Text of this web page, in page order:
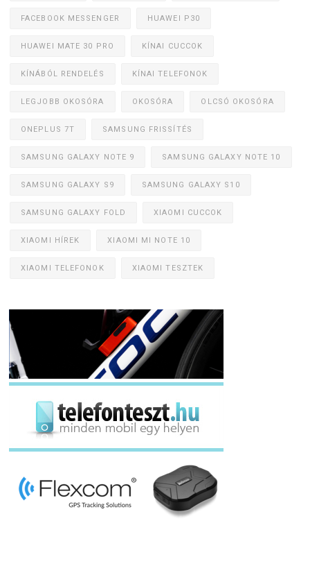
FACEBOOK MESSENGER HUAWEI P30
HUAWEI MATE 30 PRO KÍNAI CUCCOK
KÍNÁBÓL RENDELÉS KÍNAI TELEFONOK
LEGJOBB OKOSÓRA OKOSÓRA OLCSÓ OKOSÓRA
ONEPLUS 7T SAMSUNG FRISSÍTÉS
SAMSUNG GALAXY NOTE 9 SAMSUNG GALAXY NOTE 10
SAMSUNG GALAXY S9 SAMSUNG GALAXY S10
SAMSUNG GALAXY FOLD XIAOMI CUCCOK
XIAOMI HÍREK XIAOMI MI NOTE 10
XIAOMI TELEFONOK XIAOMI TESZTEK